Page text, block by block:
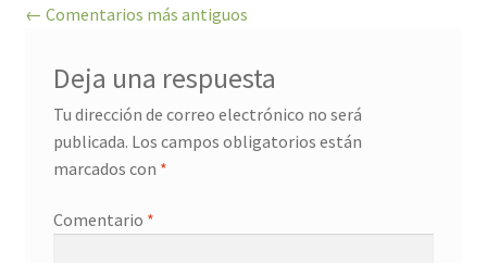
Navegación
comentarios
← Comentarios más antiguos
Deja una respuesta
Tu dirección de correo electrónico no será
publicada. Los campos obligatorios están
marcados con *
Comentario *